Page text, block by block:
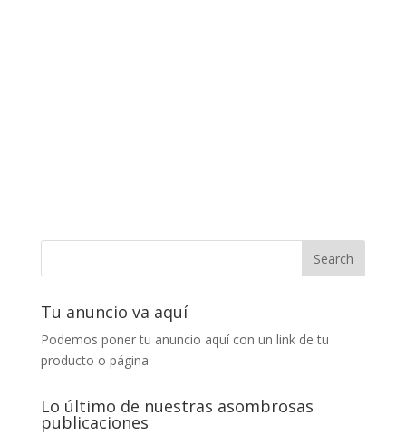
Tu anuncio va aquí
Podemos poner tu anuncio aquí con un link de tu
producto o página
Lo último de nuestras asombrosas
publicaciones